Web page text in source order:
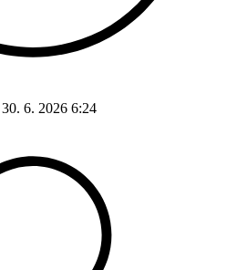
30. 6. 2026 6:24